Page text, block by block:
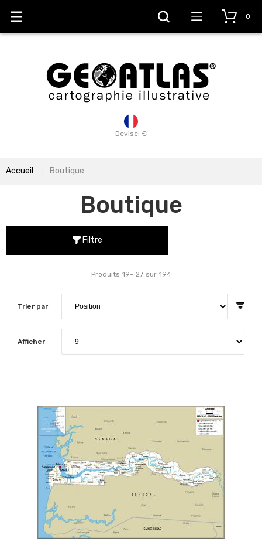
Devise: €
0
Accueil Boutique
Boutique
Filtre
Trier par
Produits 19- 27 sur 194
Afficher